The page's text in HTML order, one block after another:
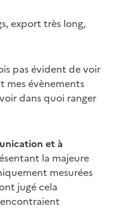
export très long,
pas évident de voir
mes évènements
dans quoi ranger
et à
la majeure
mesurées
jugé cela